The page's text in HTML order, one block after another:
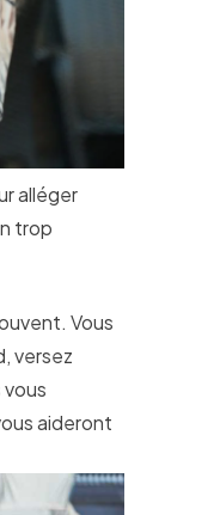
alléger
trop
Vous
versez
aideront